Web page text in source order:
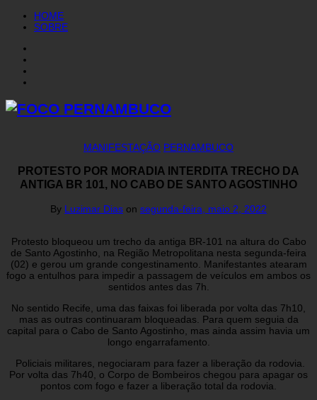
HOME
SOBRE
MANIFESTAÇÃO PERNAMBUCO
PROTESTO POR MORADIA INTERDITA TRECHO DA
ANTIGA BR 101, NO CABO DE SANTO AGOSTINHO
By Luzimar Dias on segunda-feira, maio 2, 2022
Protesto bloqueou um trecho da antiga BR-101 na altura do Cabo
de Santo Agostinho, na Região Metropolitana nesta segunda-feira
(02) e gerou um grande congestinamento. Manifestantes atearam
fogo a entulhos para impedir a passagem de veículos em ambos os
sentidos antes das 7h.
No sentido Recife, uma das faixas foi liberada por volta das 7h10,
mas as outras continuaram bloqueadas. Para quem seguia da
capital para o Cabo de Santo Agostinho, mas ainda assim havia um
longo engarrafamento.
Policiais militares, negociaram para fazer a liberação da rodovia.
Por volta das 7h40, o Corpo de Bombeiros chegou para apagar os
pontos com fogo e fazer a liberação total da rodovia.